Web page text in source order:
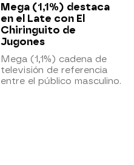
Mega (1,1%) destaca
en el Late con El
Chiringuito de
Jugones
Mega (1,1%) cadena de
televisión de referencia
entre el público masculino.